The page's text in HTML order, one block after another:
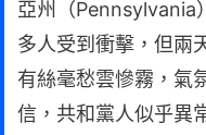
亞州（Pennsylvania
多人受到衝擊，但兩
有絲毫愁雲慘霧，氣
信，共和黨人似乎異